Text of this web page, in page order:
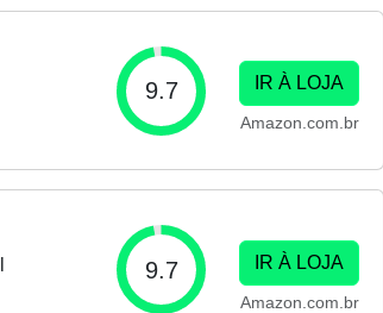
9.7 IR À LOJA
Amazon.com.br
9.7 IR À LOJA
Amazon.com.br